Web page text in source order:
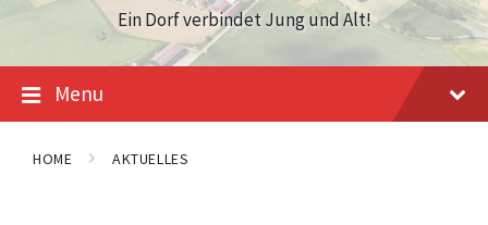
Ein Dorf verbindet Jung und Alt!
Menu
HOME AKTUELLES